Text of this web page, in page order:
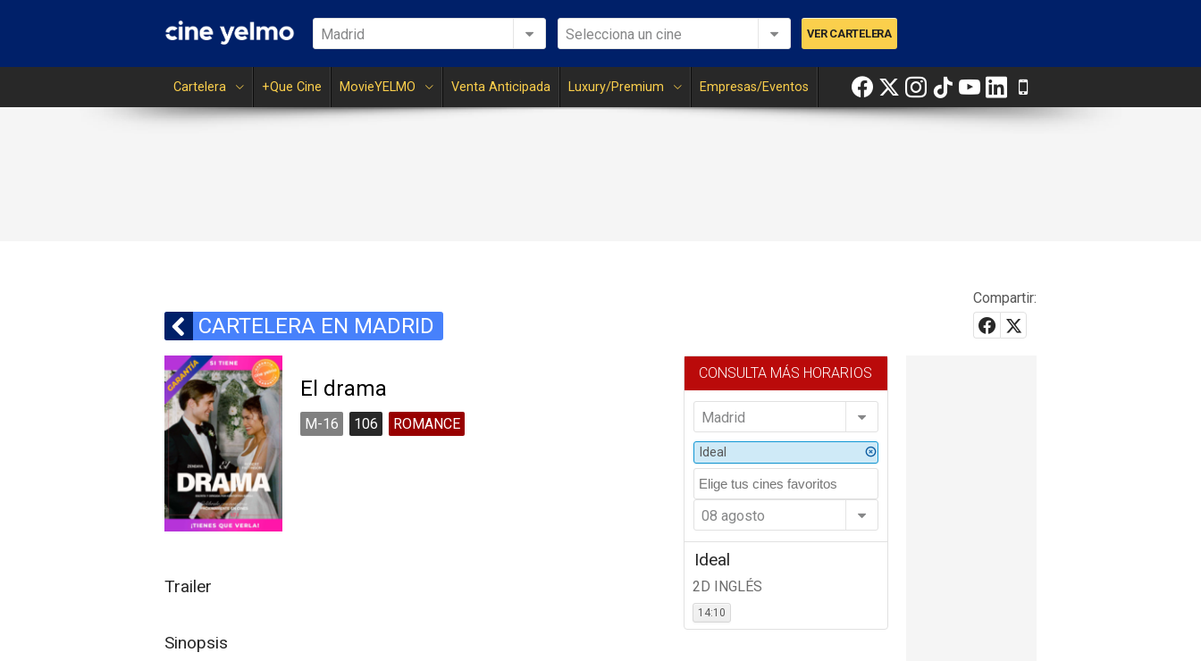
Madrid Selecciona un cine
Cartelera +Que Cine MovieYELMO Venta Anticipada Luxury/Premium Empresas/Eventos
CARTELERA EN MADRID
Compartir:
El drama
M-16 106 ROMANCE
Trailer
Sinopsis
CONSULTA MÁS HORARIOS
Madrid
Ideal
08 agosto
Ideal
2D INGLÉS
14:10